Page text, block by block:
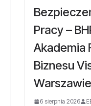
Pracy –
Akademia
Biznesu
Warszawie
6 sierpnia 2026